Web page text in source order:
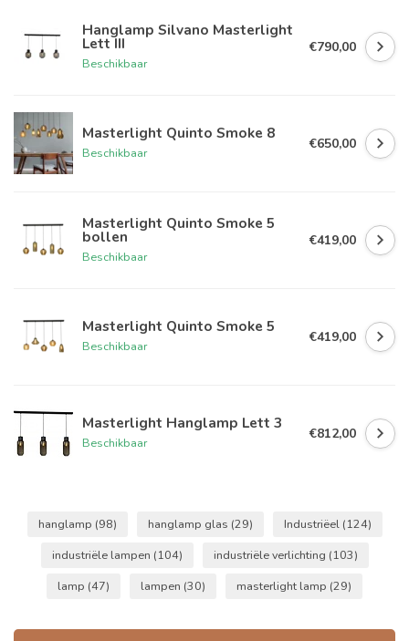
Hanglamp Silvano Masterlight
Lett III
Beschikbaar
€790,00
Masterlight Quinto Smoke 8
Beschikbaar
€650,00
Masterlight Quinto Smoke 5
bollen
Beschikbaar
€419,00
Masterlight Quinto Smoke 5
Beschikbaar
€419,00
Masterlight Hanglamp Lett 3
Beschikbaar
€812,00
hanglamp (98) hanglamp glas (29) Industriëel (124)
industriële lampen (104) industriële verlichting (103)
lamp (47) lampen (30) masterlight lamp (29)